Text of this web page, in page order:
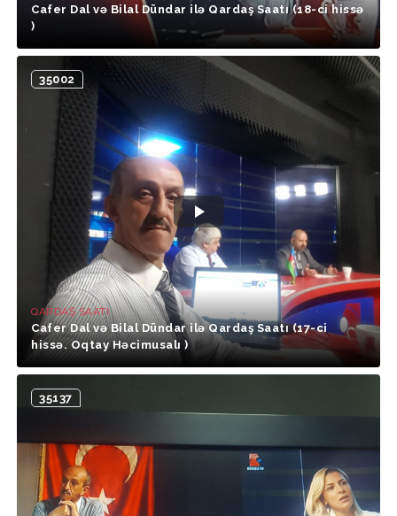
Cafer Dal və Bilal Dündar ilə Qardaş Saatı (18-ci hissə
)
35002
QARDAŞ SAATI
Cafer Dal və Bilal Dündar ilə Qardaş Saatı (17-ci
hissə. Oqtay Həcimusalı )
35137